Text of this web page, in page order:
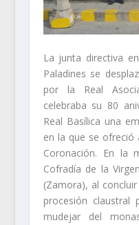
La junta directiva
Paladines se
por la Real
celebraba su 80
Real Basílica una
en la que se ofreció
Coronación. En la
Cofradía de la
(Zamora), al
procesión claustral
mudejar del